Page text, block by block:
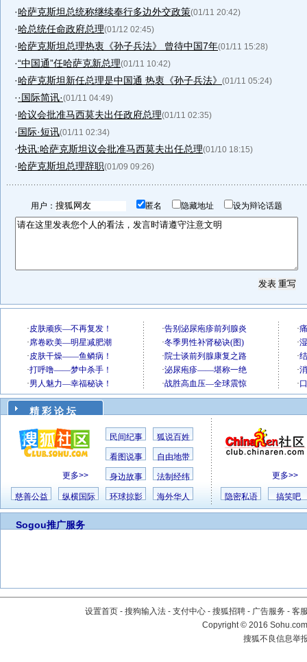
·哈萨克斯坦总统称继续奉行多边外交政策(01/11 20:42)
·哈总统任命政府总理(01/12 02:45)
·哈萨克斯坦总理热衷《孙子兵法》 曾待中国7年(01/11 15:28)
·“中国通”任哈萨克新总理(01/11 10:42)
·哈萨克斯坦新任总理是中国通 热衷《孙子兵法》 (01/11 05:24)
··国际简讯·(01/11 04:49)
·哈议会批准马西莫夫出任政府总理(01/11 02:35)
·国际·短讯(01/11 02:34)
·快讯:哈萨克斯坦议会批准马西莫夫出任总理(01/10 18:15)
·哈萨克斯坦总理辞职(01/09 09:26)
用户： 匿名 隐藏地址 设为辩论话题
精 彩 论 坛
更多>>
民间纪事 狐说百姓
看图说事 自由地带
身边故事 法制经纬
慈善公益 纵横国际 环球掠影 海外华人
更多>>
隐密私语 搞笑吧
Sogou推广服务
设置首页 - 搜狗输入法 - 支付中心 - 搜狐招聘 - 广告服务 - 客
Copyright©2016
搜狐不良信息举